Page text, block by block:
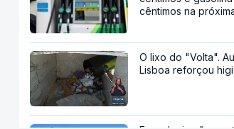
cêntimos na
O lixo do "Volta".
Lisboa reforçou